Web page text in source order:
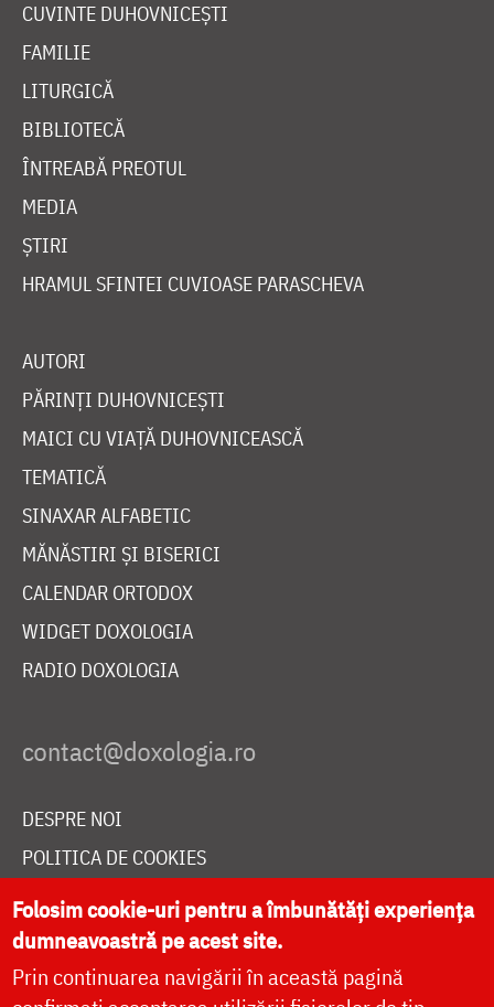
CUVINTE DUHOVNICEȘTI
FAMILIE
LITURGICĂ
BIBLIOTECĂ
ÎNTREABĂ PREOTUL
MEDIA
ȘTIRI
HRAMUL SFINTEI CUVIOASE PARASCHEVA
AUTORI
PĂRINȚI DUHOVNICEȘTI
MAICI CU VIAȚĂ DUHOVNICEASCĂ
TEMATICĂ
SINAXAR ALFABETIC
MĂNĂSTIRI ȘI BISERICI
CALENDAR ORTODOX
WIDGET DOXOLOGIA
RADIO DOXOLOGIA
DESPRE NOI
POLITICA DE COOKIES
DONEAZĂ ONLINE PENTRU CATEDRALA NAȚIONALĂ
LIVE
Folosim cookie-uri pentru a îmbunătăți experiența
dumneavoastră pe acest site.
Prin continuarea navigării în această pagină